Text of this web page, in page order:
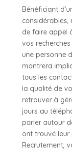
Bénéficiant
considérables,
de faire appel
vos
une personne
montrera
tous les
la qualité de
retrouver à
jours au
parler autour
ont trouvé leur
Recrutement,